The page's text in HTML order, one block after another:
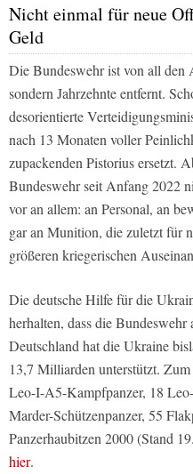
Nicht einmal für neue
Geld
Die Bundeswehr ist von all den
sondern Jahrzehnte entfernt.
desorientierte
nach 13 Monaten voller
zupackenden Pistorius ersetzt.
Bundeswehr seit Anfang 2022
vor an allem: an Personal, an
gar an Munition, die zuletzt für
größeren kriegerischen
Die deutsche Hilfe für die
herhalten, dass die
Deutschland hat die Ukraine
13,7 Milliarden unterstützt.
Leo-I-A5-Kampfpanzer, 18
Marder-Schützenpanzer, 55
Panzerhaubitzen 2000 (Stand
hier.